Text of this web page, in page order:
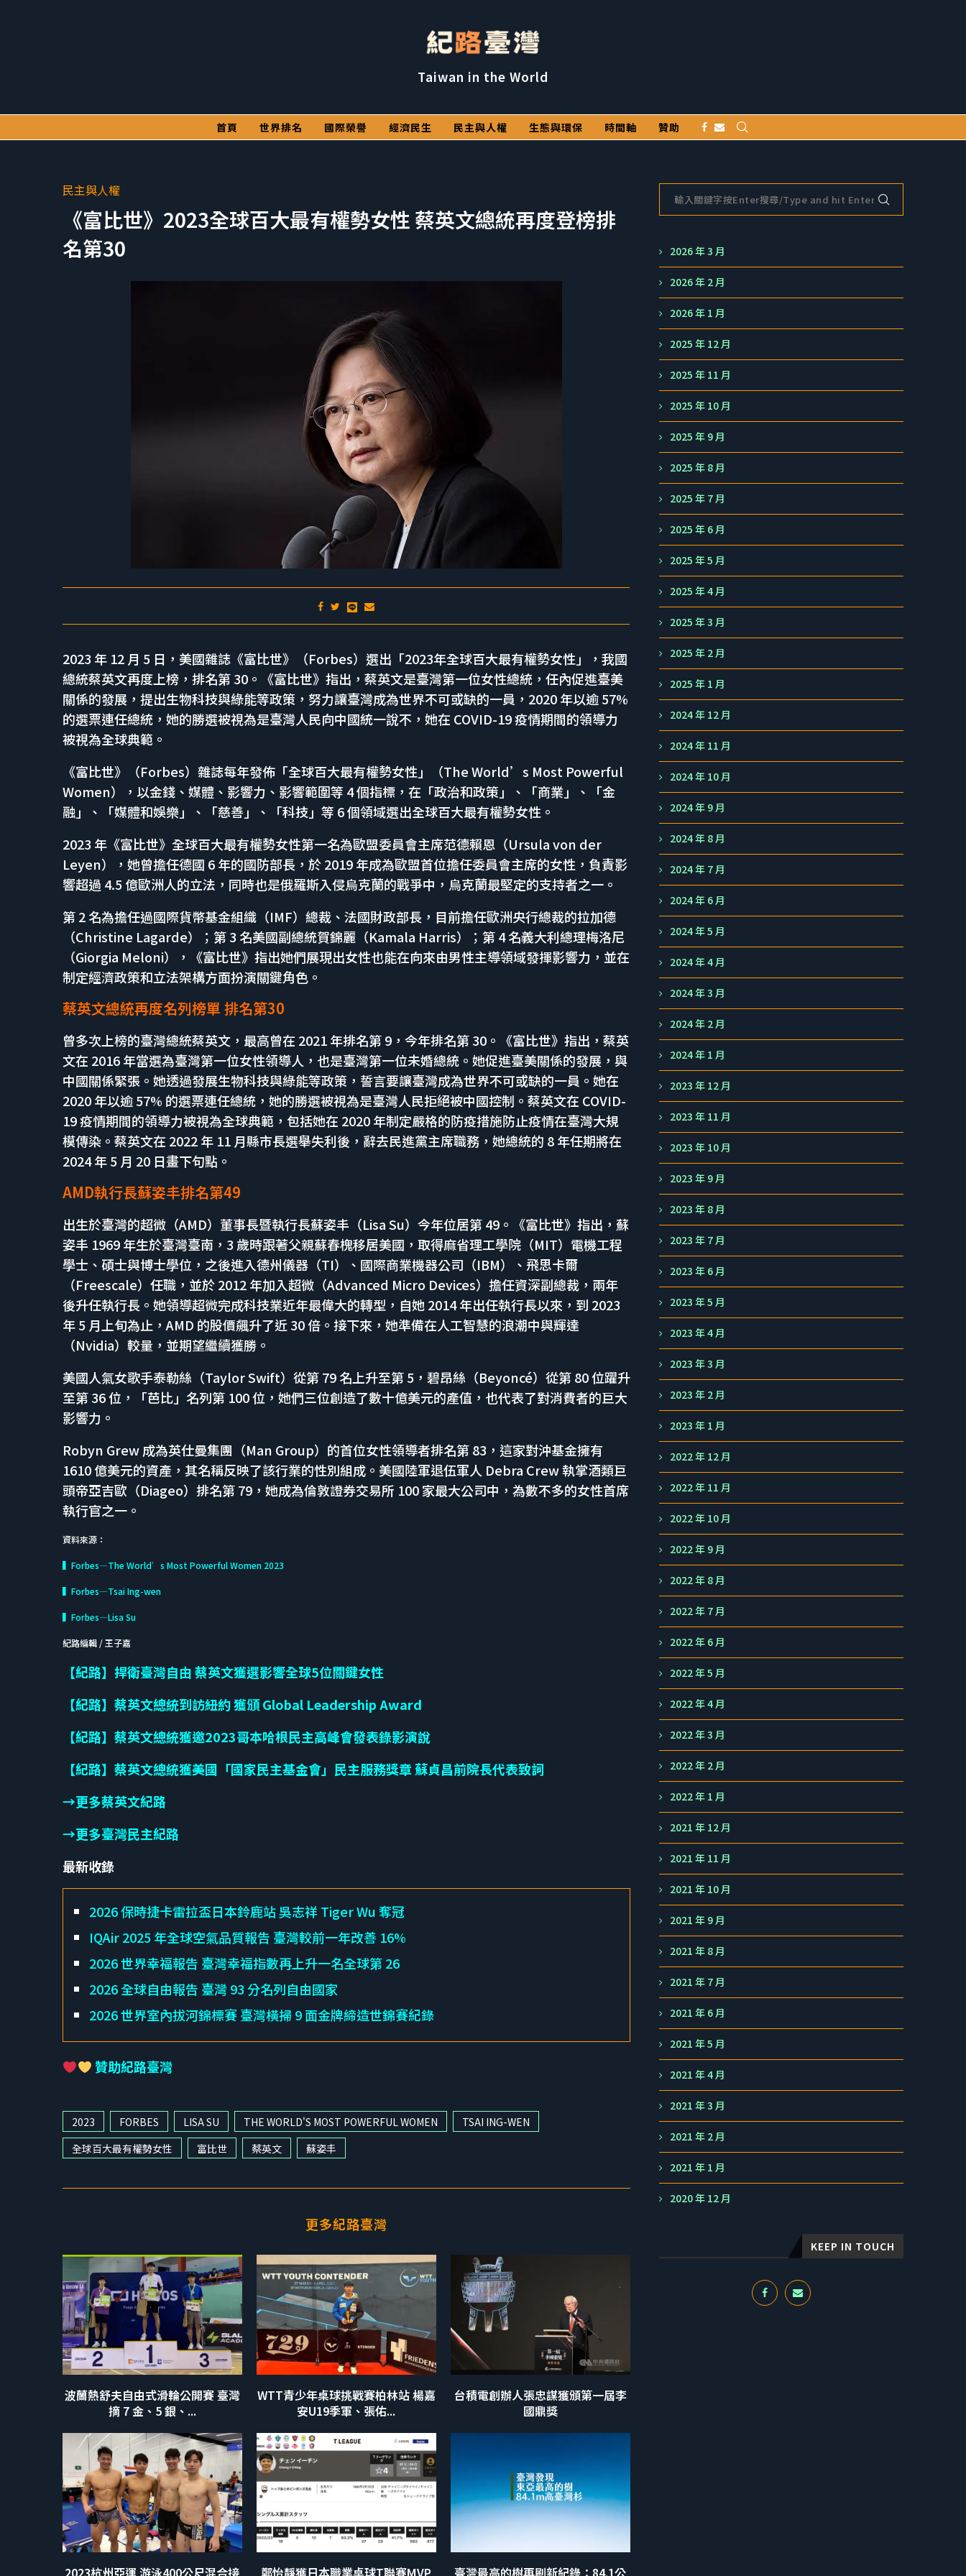
Taiwan in the World
首頁 世界排名 國際榮譽 經濟民生 民主與人權 生態與環保 時間軸 贊助
民主與人權
《富比世》2023全球百大最有權勢女性 蔡英文總統再度登榜排
名第30
2023 年 12 月 5 日，美國雜誌《富比世》（Forbes）選出「2023年全球百大最有權勢女性」，我國
總統蔡英文再度上榜，排名第 30。《富比世》指出，蔡英文是臺灣第一位女性總統，任內促進臺美
關係的發展，提出生物科技與綠能等政策，努力讓臺灣成為世界不可或缺的一員，2020 年以逾 57%
的選票連任總統，她的勝選被視為是臺灣人民向中國統一說不，她在 COVID-19 疫情期間的領導力
被視為全球典範。
《富比世》（Forbes）雜誌每年發佈「全球百大最有權勢女性」（The World’s Most Powerful
Women），以金錢、媒體、影響力、影響範圍等 4 個指標，在「政治和政策」、「商業」、「金
融」、「媒體和娛樂」、「慈善」、「科技」等 6 個領域選出全球百大最有權勢女性。
2023 年《富比世》全球百大最有權勢女性第一名為歐盟委員會主席范德賴恩（Ursula von der
Leyen），她曾擔任德國 6 年的國防部長，於 2019 年成為歐盟首位擔任委員會主席的女性，負責影
響超過 4.5 億歐洲人的立法，同時也是俄羅斯入侵烏克蘭的戰爭中，烏克蘭最堅定的支持者之一。
第 2 名為擔任過國際貨幣基金組織（IMF）總裁、法國財政部長，目前擔任歐洲央行總裁的拉加德
（Christine Lagarde）；第 3 名美國副總統賀錦麗（Kamala Harris）；第 4 名義大利總理梅洛尼
（Giorgia Meloni），《富比世》指出她們展現出女性也能在向來由男性主導領域發揮影響力，並在
制定經濟政策和立法架構方面扮演關鍵角色。
蔡英文總統再度名列榜單 排名第30
曾多次上榜的臺灣總統蔡英文，最高曾在 2021 年排名第 9，今年排名第 30。《富比世》指出，蔡英
文在 2016 年當選為臺灣第一位女性領導人，也是臺灣第一位未婚總統。她促進臺美關係的發展，與
中國關係緊張。她透過發展生物科技與綠能等政策，誓言要讓臺灣成為世界不可或缺的一員。她在
2020 年以逾 57% 的選票連任總統，她的勝選被視為是臺灣人民拒絕被中國控制。蔡英文在 COVID-
19 疫情期間的領導力被視為全球典範，包括她在 2020 年制定嚴格的防疫措施防止疫情在臺灣大規
模傳染。蔡英文在 2022 年 11 月縣市長選舉失利後，辭去民進黨主席職務，她總統的 8 年任期將在
2024 年 5 月 20 日畫下句點。
AMD執行長蘇姿丰排名第49
出生於臺灣的超微（AMD）董事長暨執行長蘇姿丰（Lisa Su）今年位居第 49。《富比世》指出，蘇
姿丰 1969 年生於臺灣臺南，3 歲時跟著父親蘇春槐移居美國，取得麻省理工學院（MIT）電機工程
學士、碩士與博士學位，之後進入德州儀器（TI）、國際商業機器公司（IBM）、飛思卡爾
（Freescale）任職，並於 2012 年加入超微（Advanced Micro Devices）擔任資深副總裁，兩年
後升任執行長。她領導超微完成科技業近年最偉大的轉型，自她 2014 年出任執行長以來，到 2023
年 5 月上旬為止，AMD 的股價飆升了近 30 倍。接下來，她準備在人工智慧的浪潮中與輝達
（Nvidia）較量，並期望繼續獲勝。
美國人氣女歌手泰勒絲（Taylor Swift）從第 79 名上升至第 5，碧昂絲（Beyoncé）從第 80 位躍升
至第 36 位，「芭比」名列第 100 位，她們三位創造了數十億美元的產值，也代表了對消費者的巨大
影響力。
Robyn Grew 成為英仕曼集團（Man Group）的首位女性領導者排名第 83，這家對沖基金擁有
1610 億美元的資產，其名稱反映了該行業的性別組成。美國陸軍退伍軍人 Debra Crew 執掌酒類巨
頭帝亞吉歐（Diageo）排名第 79，她成為倫敦證券交易所 100 家最大公司中，為數不多的女性首席
執行官之一。
資料來源：
▍Forbes—The World’s Most Powerful Women 2023
▍Forbes—Tsai Ing-wen
▍Forbes—Lisa Su
紀路編輯 / 王子嘉
【紀路】捍衛臺灣自由 蔡英文獲選影響全球5位關鍵女性
【紀路】蔡英文總統到訪紐約 獲頒 Global Leadership Award
【紀路】蔡英文總統獲邀2023哥本哈根民主高峰會發表錄影演說
【紀路】蔡英文總統獲美國「國家民主基金會」民主服務獎章 蘇貞昌前院長代表致詞
→更多蔡英文紀路
→更多臺灣民主紀路
最新收錄
2026 保時捷卡雷拉盃日本鈴鹿站 吳志祥 Tiger Wu 奪冠
IQAir 2025 年全球空氣品質報告 臺灣較前一年改善 16%
2026 世界幸福報告 臺灣幸福指數再上升一名全球第 26
2026 全球自由報告 臺灣 93 分名列自由國家
2026 世界室內拔河錦標賽 臺灣橫掃 9 面金牌締造世錦賽紀錄
贊助紀路臺灣
2023 FORBES LISA SU THE WORLD'S MOST POWERFUL WOMEN
TSAI ING-WEN
全球百大最有權勢女性
富比世 蔡英文 蘇姿丰
更多紀路臺灣
波蘭熱舒夫自由式滑輪公開賽 臺灣
摘 7 金、5 銀、...
WTT青少年桌球挑戰賽柏林站 楊嘉
安U19季軍、張佑...
台積電創辦人張忠謀獲頒第一屆李
國鼎獎
2023杭州亞運 游泳400公尺混合接 鄭怡靜獲日本職業桌球T聯賽MVP 臺灣最高的樹再刷新紀錄：84.1公
2026 年 3 月
2026 年 2 月
2026 年 1 月
2025 年 12 月
2025 年 11 月
2025 年 10 月
2025 年 9 月
2025 年 8 月
2025 年 7 月
2025 年 6 月
2025 年 5 月
2025 年 4 月
2025 年 3 月
2025 年 2 月
2025 年 1 月
2024 年 12 月
2024 年 11 月
2024 年 10 月
2024 年 9 月
2024 年 8 月
2024 年 7 月
2024 年 6 月
2024 年 5 月
2024 年 4 月
2024 年 3 月
2024 年 2 月
2024 年 1 月
2023 年 12 月
2023 年 11 月
2023 年 10 月
2023 年 9 月
2023 年 8 月
2023 年 7 月
2023 年 6 月
2023 年 5 月
2023 年 4 月
2023 年 3 月
2023 年 2 月
2023 年 1 月
2022 年 12 月
2022 年 11 月
2022 年 10 月
2022 年 9 月
2022 年 8 月
2022 年 7 月
2022 年 6 月
2022 年 5 月
2022 年 4 月
2022 年 3 月
2022 年 2 月
2022 年 1 月
2021 年 12 月
2021 年 11 月
2021 年 10 月
2021 年 9 月
2021 年 8 月
2021 年 7 月
2021 年 6 月
2021 年 5 月
2021 年 4 月
2021 年 3 月
2021 年 2 月
2021 年 1 月
2020 年 12 月
KEEP IN TOUCH